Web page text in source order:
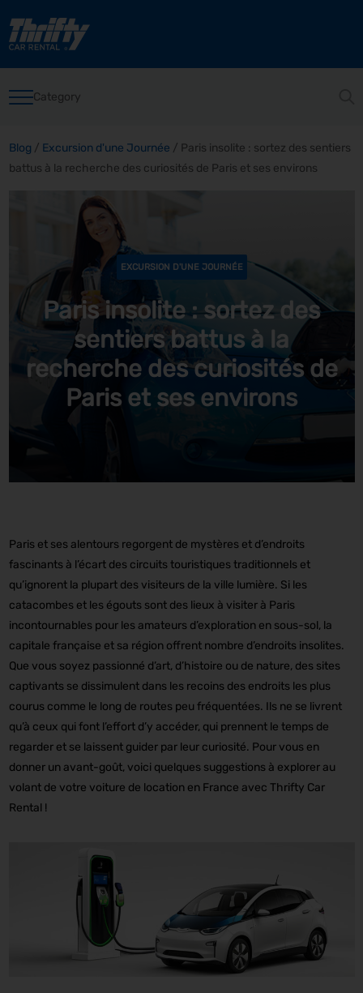
Category
Blog / Excursion d'une Journée / Paris insolite : sortez des sentiers
battus à la recherche des curiosités de Paris et ses environs
EXCURSION D'UNE JOURNÉE
Paris insolite : sortez des
sentiers battus à la
recherche des curiosités de
Paris et ses environs
Paris et ses alentours regorgent de mystères et d’endroits
fascinants à l’écart des circuits touristiques traditionnels et
qu’ignorent la plupart des visiteurs de la ville lumière. Si les
catacombes et les égouts sont des lieux à visiter à Paris
incontournables pour les amateurs d’exploration en sous-sol, la
capitale française et sa région offrent nombre d’endroits insolites.
Que vous soyez passionné d’art, d’histoire ou de nature, des sites
captivants se dissimulent dans les recoins des endroits les plus
courus comme le long de routes peu fréquentées. Ils ne se livrent
qu’à ceux qui font l’effort d’y accéder, qui prennent le temps de
regarder et se laissent guider par leur curiosité. Pour vous en
donner un avant-goût, voici quelques suggestions à explorer au
volant de votre voiture de location en France avec Thrifty Car
Rental !